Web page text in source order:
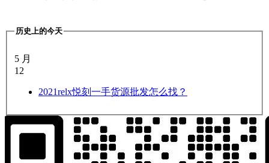
历史上的今天
5 月
12
2021relx悦刻一手货源批发怎么找？